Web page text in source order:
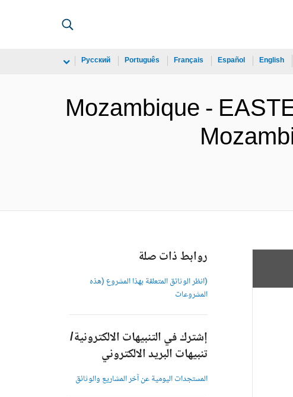
English
Español
Français
Português
Русский
Mozambique -
روابط ذات صلة
(انظر الوثائق المتعلقة بهذا المشروع (هذه
المشروعات
إشترك في التنبيهات الالكترونية/
تنبيهات البريد الالكتروني
المستجدات اليومية عن آخر المشاريع والوثائق